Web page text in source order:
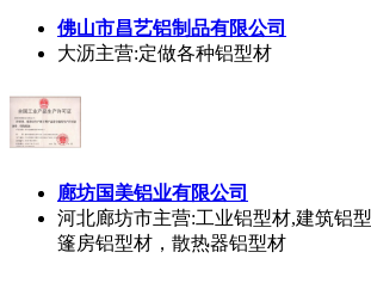
佛山市昌艺铝制品有限公司
大沥主营:定做各种铝型材
廊坊国美铝业有限公司
河北廊坊市主营:工业铝型材,建筑铝
篷房铝型材，散热器铝型材